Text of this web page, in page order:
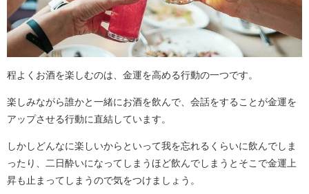
程よくお酒を楽しむのは、金運を高める行動の一つです。
楽しみながら誰かと一緒にお酒を飲んで、会話をすることが金運を
アップさせる行動に直結しています。
しかしどんなに楽しいからといって我を忘れるくらいに飲んでしま
ったり、二日酔いになってしまうほど飲んでしまうとそこで金運上
昇も止まってしまうので気をつけましょう。